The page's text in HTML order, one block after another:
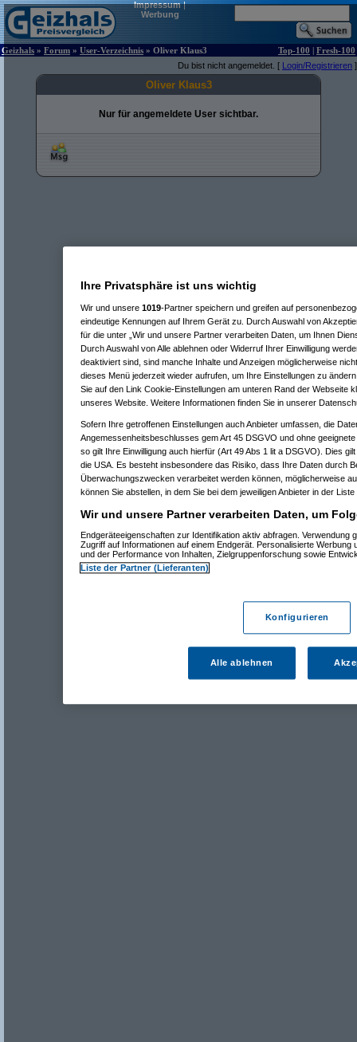
Impressum|
Werbung
Geizhals » Forum » User-Verzeichnis » Oliver Klaus3 Top-100 | Fresh-100
Du bist nicht angemeldet. [ Login/Registrieren ]
Oliver Klaus3
Nur für angemeldete User sichtbar.
Ihre Privatsphäre ist uns wichtig
Wir und unsere 1019-Partner speichern und greifen auf
eindeutige Kennungen auf Ihrem Gerät zu. Durch Auswahl von
für die unter „Wir und unsere Partner verarbeiten Daten, um Ihnen
Durch Auswahl von Alle ablehnen oder Widerruf Ihrer Einwilligung
deaktiviert sind, sind manche Inhalte und Anzeigen möglicherweise
dieses Menü jederzeit wieder aufrufen, um Ihre Einstellungen zu
Sie auf den Link Cookie-Einstellungen am unteren Rand der Webseite
unseres Website. Weitere Informationen finden Sie in unserer
Sofern Ihre getroffenen Einstellungen auch Anbieter umfassen, die
Angemessenheitsbeschlusses gem Art 45 DSGVO und ohne
so gilt Ihre Einwilligung auch hierfür (Art 49 Abs 1 lit a DSGVO). Dies
die USA. Es besteht insbesondere das Risiko, dass Ihre Daten durch
Überwachungszwecken verarbeitet werden können, möglicherweise
können Sie abstellen, in dem Sie bei dem jeweiligen Anbieter in der
Wir und unsere Partner verarbeiten Daten, um
Endgeräteeigenschaften zur Identifikation aktiv abfragen. Verwendung
Zugriff auf Informationen auf einem Endgerät. Personalisierte Werbung
und der Performance von Inhalten, Zielgruppenforschung sowie
Liste der Partner (Lieferanten)
Konfigurieren
Alle ablehnen